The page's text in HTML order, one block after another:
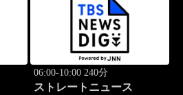
06:00-10:00 240分
ストレートニュース